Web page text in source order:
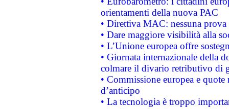
orientamenti della nuova PAC
• Direttiva MAC: nessuna
• Dare maggiore visibilità alla
• L’Unione europea offre
• Giornata internazionale della
colmare il divario retributivo di
• Commissione europea e
d’anticipo
• La tecnologia è troppo